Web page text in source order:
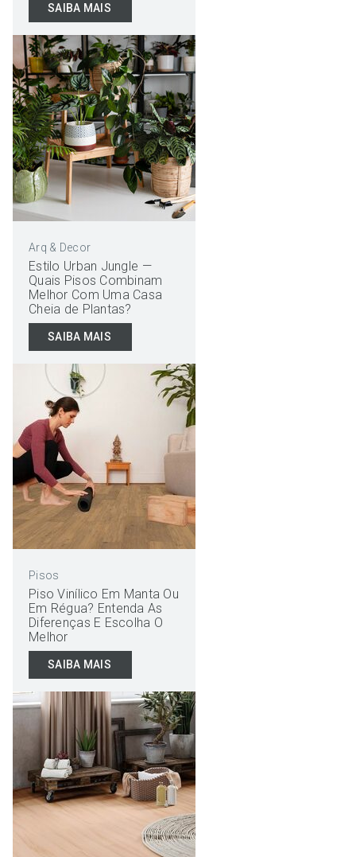
SAIBA MAIS
Arq & Decor
Estilo Urban Jungle —
Quais Pisos Combinam
Melhor Com Uma Casa
Cheia de Plantas?
SAIBA MAIS
Pisos
Piso Vinílico Em Manta Ou
Em Régua? Entenda As
Diferenças E Escolha O
Melhor
SAIBA MAIS